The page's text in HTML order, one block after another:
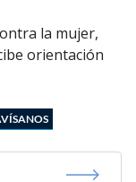
la mujer,
orientación